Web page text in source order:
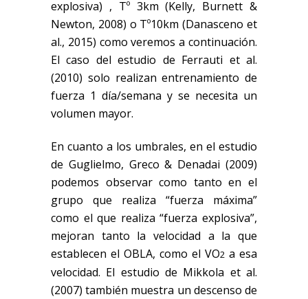
explosiva) , Tº 3km (Kelly, Burnett &
Newton, 2008) o Tº10km (Danasceno et
al., 2015) como veremos a continuación.
El caso del estudio de Ferrauti et al.
(2010) solo realizan entrenamiento de
fuerza 1 día/semana y se necesita un
volumen mayor.
En cuanto a los umbrales, en el estudio
de Guglielmo, Greco & Denadai (2009)
podemos observar como tanto en el
grupo que realiza “fuerza máxima”
como el que realiza “fuerza explosiva”,
mejoran tanto la velocidad a la que
establecen el OBLA, como el VO2 a esa
velocidad. El estudio de Mikkola et al.
(2007) también muestra un descenso de